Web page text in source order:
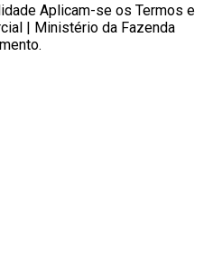
Aplicam-se os Termos e
| Ministério da Fazenda